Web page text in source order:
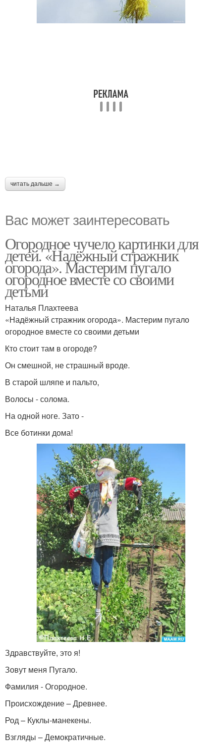
читать дальше →
Вас может заинтересовать
Огородное чучело картинки для
детей. «Надёжный стражник
огорода». Мастерим пугало
огородное вместе со своими
детьми
Наталья Плахтеева
«Надёжный стражник огорода». Мастерим пугало
огородное вместе со своими детьми
Кто стоит там в огороде?
Он смешной, не страшный вроде.
В старой шляпе и пальто,
Волосы - солома.
На одной ноге. Зато -
Все ботинки дома!
Здравствуйте, это я!
Зовут меня Пугало.
Фамилия - Огородное.
Происхождение – Древнее.
Род – Куклы-манекены.
Взгляды – Демократичные.